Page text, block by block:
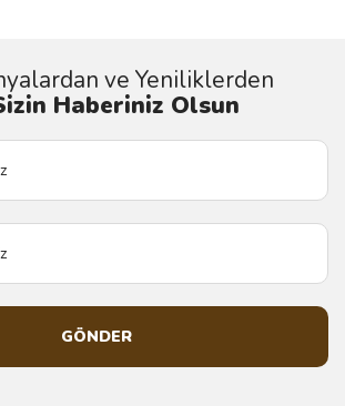
ve Yeniliklerden
Haberiniz Olsun
GÖNDER